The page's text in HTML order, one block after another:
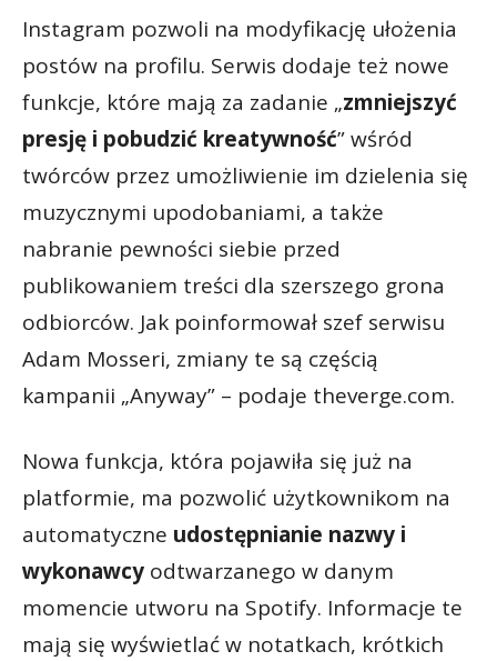
Instagram pozwoli na modyfikację ułożenia
postów na profilu. Serwis dodaje też nowe
funkcje, które mają za zadanie „zmniejszyć
presję i pobudzić kreatywność” wśród
twórców przez umożliwienie im dzielenia się
muzycznymi upodobaniami, a także
nabranie pewności siebie przed
publikowaniem treści dla szerszego grona
odbiorców. Jak poinformował szef serwisu
Adam Mosseri, zmiany te są częścią
kampanii „Anyway” – podaje theverge.com.
Nowa funkcja, która pojawiła się już na
platformie, ma pozwolić użytkownikom na
automatyczne udostępnianie nazwy i
wykonawcy odtwarzanego w danym
momencie utworu na Spotify. Informacje te
mają się wyświetlać w notatkach, krótkich